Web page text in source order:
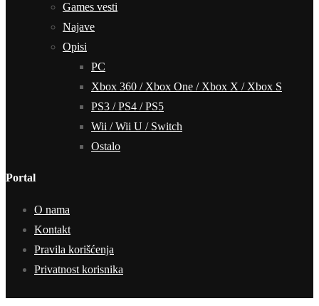
Games vesti
Najave
Opisi
PC
Xbox 360 / Xbox One / Xbox X / Xbox S
PS3 / PS4 / PS5
Wii / Wii U / Switch
Ostalo
Portal
O nama
Kontakt
Pravila korišćenja
Privatnost korisnika